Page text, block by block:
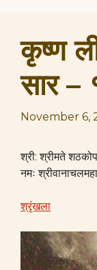
कृष्ण
सार –
November 6,
श्री: श्रीमते
नमः
श्रृंखला